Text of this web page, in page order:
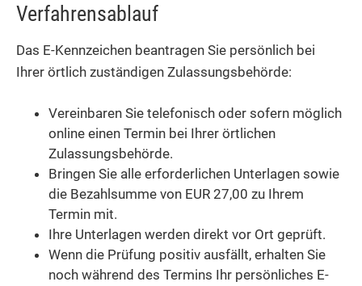
Verfahrensablauf
Das E-Kennzeichen beantragen Sie persönlich bei
Ihrer örtlich zuständigen Zulassungsbehörde:
Vereinbaren Sie telefonisch oder sofern möglich
online einen Termin bei Ihrer örtlichen
Zulassungsbehörde.
Bringen Sie alle erforderlichen Unterlagen sowie
die Bezahlsumme von EUR 27,00 zu Ihrem
Termin mit.
Ihre Unterlagen werden direkt vor Ort geprüft.
Wenn die Prüfung positiv ausfällt, erhalten Sie
noch während des Termins Ihr persönliches E-